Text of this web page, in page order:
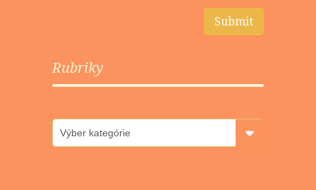
Rubriky
Rubriky